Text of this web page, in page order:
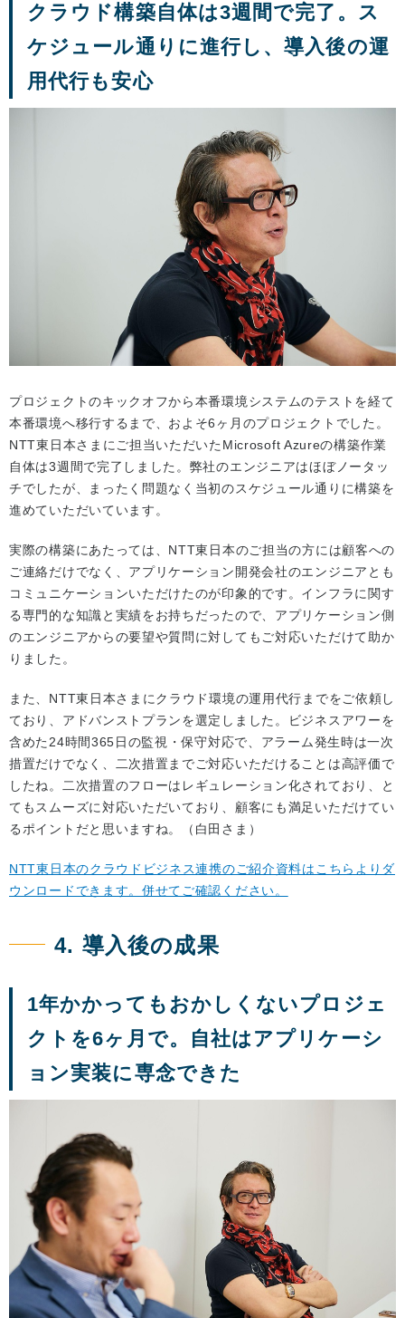
クラウド構築自体は3週間で完了。ス
ケジュール通りに進行し、導入後の運
用代行も安心
プロジェクトのキックオフから本番環境システムのテストを経て
本番環境へ移行するまで、およそ6ヶ月のプロジェクトでした。
NTT東日本さまにご担当いただいたMicrosoft Azureの構築作業
自体は3週間で完了しました。弊社のエンジニアはほぼノータッ
チでしたが、まったく問題なく当初のスケジュール通りに構築を
進めていただいています。
実際の構築にあたっては、NTT東日本のご担当の方には顧客への
ご連絡だけでなく、アプリケーション開発会社のエンジニアとも
コミュニケーションいただけたのが印象的です。インフラに関す
る専門的な知識と実績をお持ちだったので、アプリケーション側
のエンジニアからの要望や質問に対してもご対応いただけて助か
りました。
また、NTT東日本さまにクラウド環境の運用代行までをご依頼し
ており、アドバンストプランを選定しました。ビジネスアワーを
含めた24時間365日の監視・保守対応で、アラーム発生時は一次
措置だけでなく、二次措置までご対応いただけることは高評価で
したね。二次措置のフローはレギュレーション化されており、と
てもスムーズに対応いただいており、顧客にも満足いただけてい
るポイントだと思いますね。（白田さま）
NTT東日本のクラウドビジネス連携のご紹介資料はこちらよりダ
ウンロードできます。併せてご確認ください。
4. 導入後の成果
1年かかってもおかしくないプロジェ
クトを6ヶ月で。自社はアプリケーシ
ョン実装に専念できた